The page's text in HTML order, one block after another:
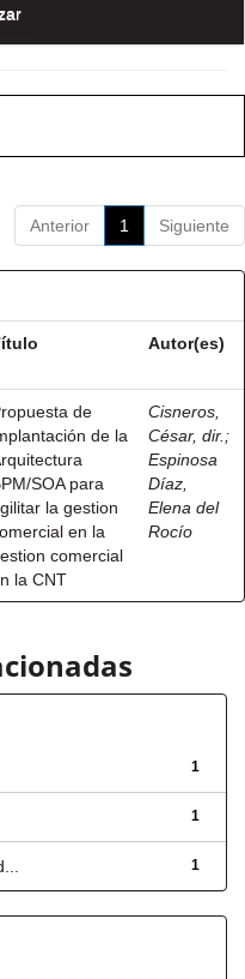
Anterior 1 Siguiente
Autor(es)
de
de la
SOA para
la gestion
en la
comercial
la CNT
Cisneros,
César, dir. ;
Espinosa
Díaz,
Elena del
Rocío
1
1
1